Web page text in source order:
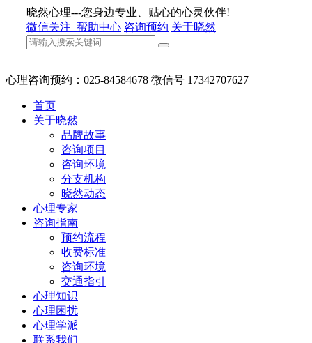
晓然心理---您身边专业、贴心的心灵伙伴!
微信关注 帮助中心 咨询预约 关于晓然
心理咨询预约：025-84584678 微信号 17342707627
首页
关于晓然
品牌故事
咨询项目
咨询环境
分支机构
晓然动态
心理专家
咨询指南
预约流程
收费标准
咨询环境
交通指引
心理知识
心理困扰
心理学派
联系我们